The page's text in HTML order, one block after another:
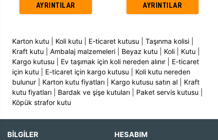
AYRINTILAR AYRINTILAR
Karton kutu Koli kutu E-ticaret kutusu Taşınma kolisi|
Kraft kutu
Ambalaj malzemeleri| Beyaz kutu Koli| Kutu
Kargo kutusu
Ev taşımak için koli nereden alınır| E-ticaret
için kutu
E-ticaret için kargo kutusu
Koli kutu nereden
bulunur| Karton kutu fiyatları| Kargo kutusu satın al| Kraft
kutu fiyatları| Bardak ve şişe kutuları| Paket servis kutusu
Köpük strafor kutu
BİLGİLER HESABIM